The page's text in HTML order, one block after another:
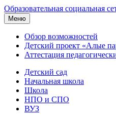
Образовательная социальная
Меню
Обзор возможностей
Детский проект «Алые
Аттестация
Детский сад
Начальная школа
Школа
НПО и СПО
ВУЗ